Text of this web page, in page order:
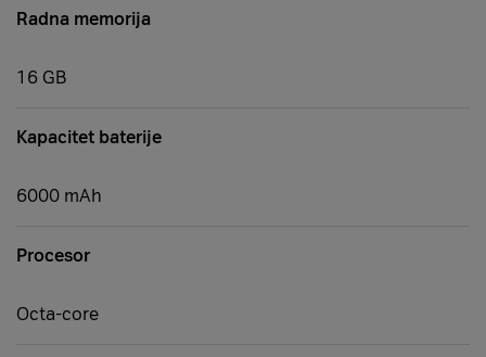
Radna memorija
16 GB
Kapacitet baterije
6000 mAh
Procesor
Octa-core